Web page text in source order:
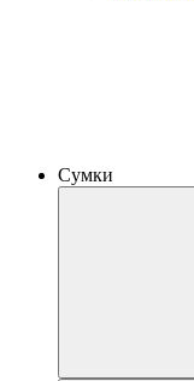
Сумки